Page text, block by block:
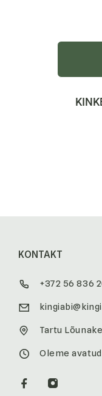
KONTAKT
+372 56 836
Tartu
Oleme avatud